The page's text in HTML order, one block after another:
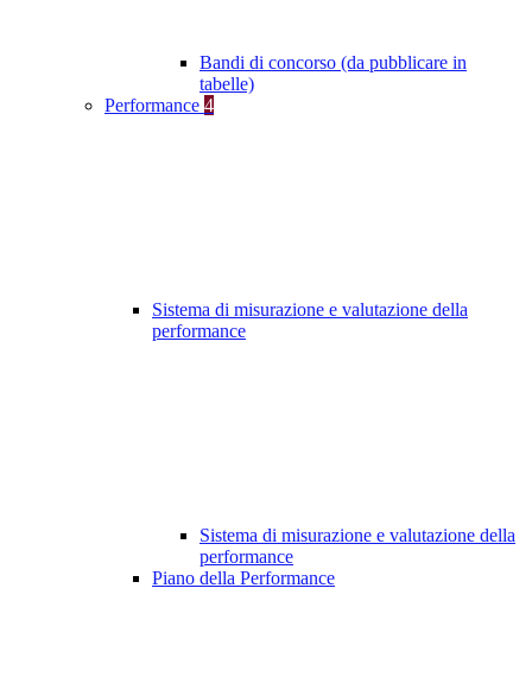
Bandi di concorso (da pubblicare in
tabelle)
Performance 4
Sistema di misurazione e valutazione della
performance
Sistema di misurazione e valutazione della
performance
Piano della Performance